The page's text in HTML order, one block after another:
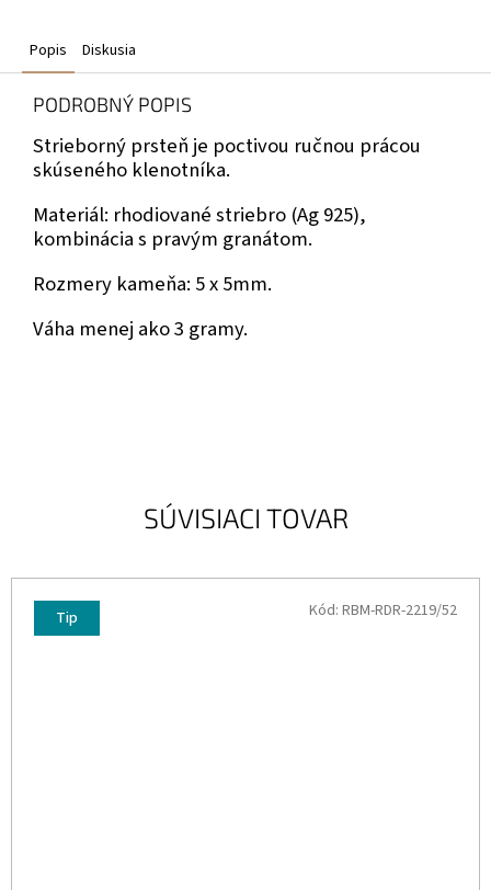
SÚVISIACI TOVAR
Tip Kód: RBM-RDR-2219/52
Popis Diskusia
PODROBNÝ POPIS
Strieborný prsteň je poctivou ručnou prácou
skúseného klenotníka.
Materiál: rhodiované striebro (Ag 925),
kombinácia s pravým granátom.
Rozmery kameňa: 5 x 5mm.
Váha menej ako 3 gramy.